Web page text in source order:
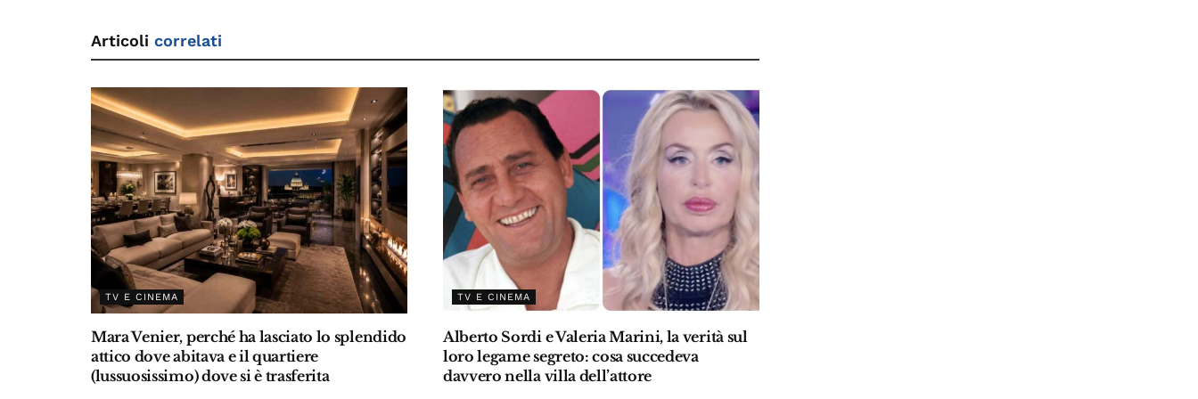
Articoli correlati
TV E CINEMA
Mara Venier, perché ha lasciato lo splendido
attico dove abitava e il quartiere
(lussuosissimo) dove si è trasferita
TV E CINEMA
Alberto Sordi e Valeria Marini, la verità sul
loro legame segreto: cosa succedeva
davvero nella villa dell’attore